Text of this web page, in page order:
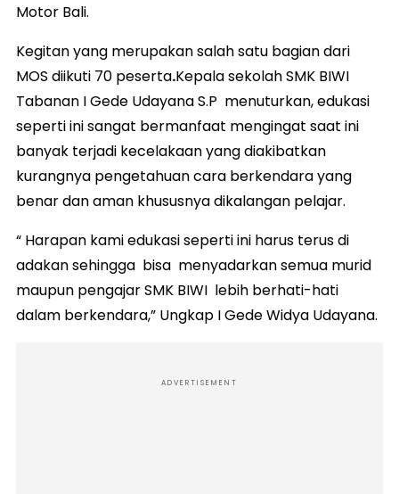
Motor Bali.
Kegitan yang merupakan salah satu bagian dari
MOS diikuti 70 peserta.Kepala sekolah SMK BIWI
Tabanan I Gede Udayana S.P menuturkan, edukasi
seperti ini sangat bermanfaat mengingat saat ini
banyak terjadi kecelakaan yang diakibatkan
kurangnya pengetahuan cara berkendara yang
benar dan aman khususnya dikalangan pelajar.
“ Harapan kami edukasi seperti ini harus terus di
adakan sehingga bisa menyadarkan semua murid
maupun pengajar SMK BIWI lebih berhati-hati
dalam berkendara,” Ungkap I Gede Widya Udayana.
ADVERTISEMENT